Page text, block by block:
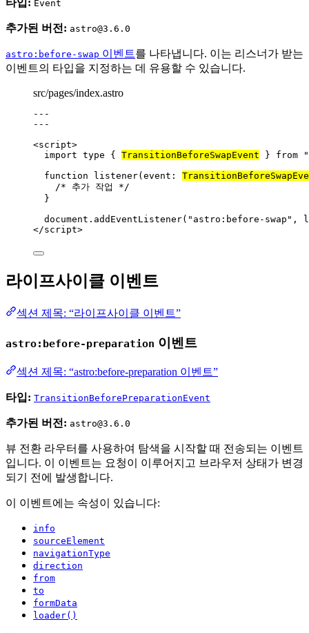
타입: Event
추가된 버전: astro@3.6.0
astro:before-swap 이벤트를 나타냅니다. 이는 리스너가 받는
이벤트의 타입을 지정하는 데 유용할 수 있습니다.
src/pages/index.astro
---
---
<script>
import type { TransitionBeforeSwapEvent } from
"
function
listener( event :
/* 추가 작업 */
}
document . addEventListener( " astro:before-swap " ,
</script>
라이프사이클 이벤트
섹션 제목: “라이프사이클 이벤트”
astro:before-preparation 이벤트
섹션 제목: “astro:before-preparation 이벤트”
타입: TransitionBeforePreparationEvent
추가된 버전: astro@3.6.0
뷰 전환 라우터를 사용하여 탐색을 시작할 때 전송되는 이벤트
입니다. 이 이벤트는 요청이 이루어지고 브라우저 상태가 변경
되기 전에 발생합니다.
이 이벤트에는 속성이 있습니다:
info
sourceElement
navigationType
direction
from
to
formData
loader()